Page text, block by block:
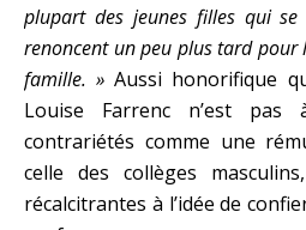
plupart des jeunes filles qui
renoncent un peu plus tard pour
famille. »Aussi honorifique
Louise Farrenc n’est pas
contrariétés comme une
celle des collèges
récalcitrantes à l’idée de